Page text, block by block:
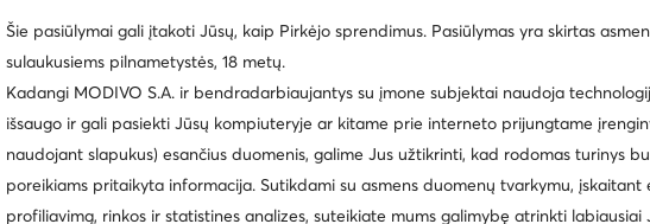
Dabartinė kaina
207,95 €
Mažiausia kaina
321,99€
Šie pasiūlymai gali įtakoti Jūsų, kaip Pirkėjo sprendimus. Pasiūlymas yra skirtas
sulaukusiems pilnametystės, 18 metų.
Kadangi MODIVO S.A. ir bendradarbiaujantys su įmone subjektai naudoja
išsaugo ir gali pasiekti Jūsų kompiuteryje ar kitame prie interneto prijungtame
naudojant slapukus) esančius duomenis, galime Jus užtikrinti, kad rodomas turinys
poreikiams pritaikyta informacija. Sutikdami su asmens duomenų tvarkymu, įskaitant
profiliavimą, rinkos ir statistines analizes, suteikiate mums galimybę atrinkti labiausiai